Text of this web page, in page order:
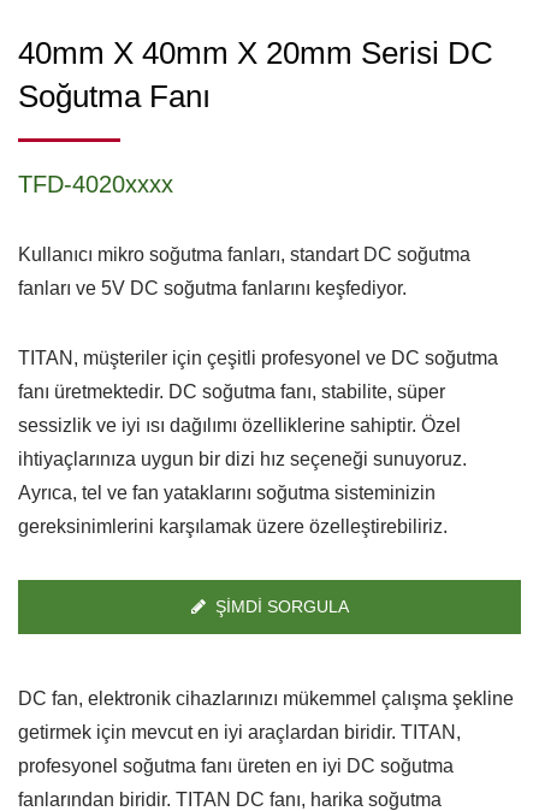
40mm X 40mm X 20mm Serisi DC
Soğutma Fanı
TFD-4020xxxx
Kullanıcı mikro soğutma fanları, standart DC soğutma
fanları ve 5V DC soğutma fanlarını keşfediyor.
TITAN, müşteriler için çeşitli profesyonel ve DC soğutma
fanı üretmektedir. DC soğutma fanı, stabilite, süper
sessizlik ve iyi ısı dağılımı özelliklerine sahiptir. Özel
ihtiyaçlarınıza uygun bir dizi hız seçeneği sunuyoruz.
Ayrıca, tel ve fan yataklarını soğutma sisteminizin
gereksinimlerini karşılamak üzere özelleştirebiliriz.
ŞIMDI SORGULA
DC fan, elektronik cihazlarınızı mükemmel çalışma şekline
getirmek için mevcut en iyi araçlardan biridir. TITAN,
profesyonel soğutma fanı üreten en iyi DC soğutma
fanlarından biridir. TITAN DC fanı, harika soğutma